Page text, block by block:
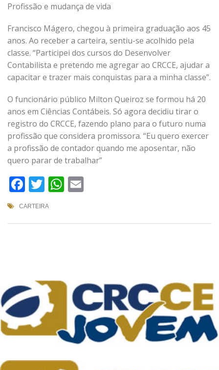
Profissão e mudança de vida
Francisco Mágero, chegou à primeira graduação aos 45
anos. Ao receber a carteira, sentiu-se acolhido pela
classe. “Participei dos cursos do Desenvolver
Contabilista e pretendo me agregar ao CRCCE, ajudar a
capacitar e trazer mais conquistas para a minha classe”.
O funcionário público Milton Queiroz se formou há 20
anos em Ciências Contábeis. Só agora decidiu tirar o
registro do CRCCE, fazendo plano para o futuro numa
profissão que considera promissora. “Eu quero exercer
a profissão de contador quando me aposentar, não
quero parar de trabalhar”
Facebook
TwitterWhatsApp
CARTEIRA